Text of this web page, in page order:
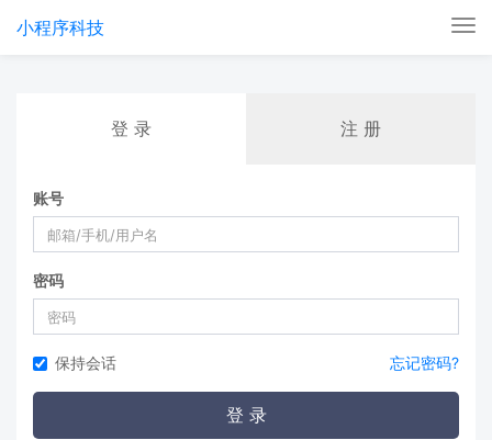
小程序科技
登 录 注 册
账号
密码
保持会话 忘记密码?
登 录